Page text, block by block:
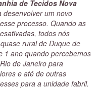
de Tecidos Nova
desenvolver um novo
processo. Quando as
todos nós
rural de Duque de
1 ano quando percebemos
de Janeiro para
e até de outras
para a unidade fabril.